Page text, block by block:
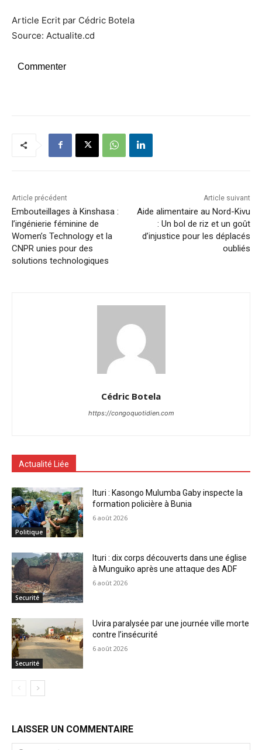
Article Ecrit par Cédric Botela
Source: Actualite.cd
Commenter
Article précédent
Embouteillages à Kinshasa :
l’ingénierie féminine de
Women’s Technology et la
CNPR unies pour des
solutions technologiques
Article suivant
Aide alimentaire au Nord-Kivu
: Un bol de riz et un goût
d’injustice pour les déplacés
oubliés
Cédric Botela
https://congoquotidien.com
Actualité Liée
Politique
Ituri : Kasongo Mulumba Gaby inspecte la
formation policière à Bunia
6 août 2026
Securité
Ituri : dix corps découverts dans une église
à Munguiko après une attaque des ADF
6 août 2026
Securité
Uvira paralysée par une journée ville morte
contre l’insécurité
6 août 2026
LAISSER UN COMMENTAIRE